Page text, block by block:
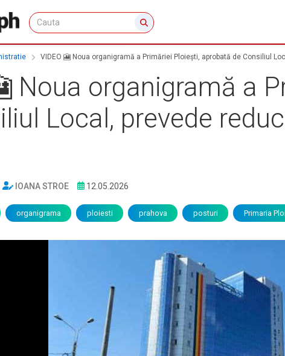
VIDEO 🎦 Noua organigramă a Primăriei Ploiești, aprobată de Consiliul
Noua organigramă a
Local, prevede
IOANA STROE 12.05.2026
organigrama ploiesti prahova posturi Primaria